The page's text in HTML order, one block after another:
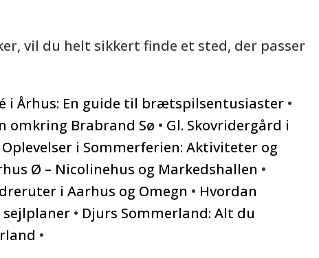
vil du helt sikkert finde et sted, der passer
i Århus: En guide til brætspilsentusiaster •
omkring Brabrand Sø • Gl. Skovridergård i
Oplevelser i Sommerferien: Aktiviteter og
Ø – Nicolinehus og Markedshallen •
i Aarhus og Omegn • Hvordan
• Djurs Sommerland: Alt du
•